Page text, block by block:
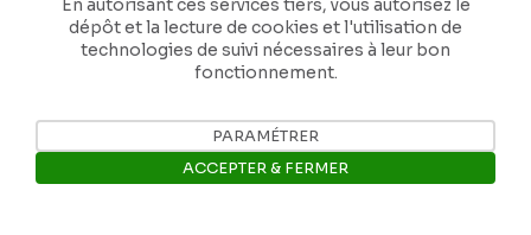
contribuer à faire perdurer son œuvre pour
les générations futures.
En autorisant ces services tiers, vous autorisez le
dépôt et la lecture de cookies et l'utilisation de
technologies de suivi nécessaires à leur bon
fonctionnement.
PARAMÉTRER
ACCEPTER & FERMER